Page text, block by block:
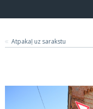
Atpakaļ uz sarakstu